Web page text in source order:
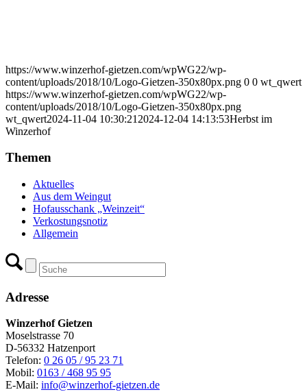
https://www.winzerhof-gietzen.com/wpWG22/wp-
content/uploads/2018/10/Logo-Gietzen-350x80px.png 0 0 wt_qwert
https://www.winzerhof-gietzen.com/wpWG22/wp-
content/uploads/2018/10/Logo-Gietzen-350x80px.png
wt_qwert2024-11-04 10:30:21 2024-12-04 14:13:53Herbst im
Winzerhof
Themen
Aktuelles
Aus dem Weingut
Hofausschank „Weinzeit“
Verkostungsnotiz
Allgemein
Adresse
Winzerhof Gietzen
Moselstrasse 70
D-56332 Hatzenport
Telefon: 0 26 05 / 95 23 71
Mobil: 0163 / 468 95 95
E-Mail: info@winzerhof-gietzen.de